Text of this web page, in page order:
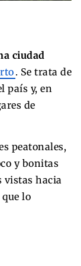
ciudad
. Se trata de
país y, en
de
peatonales,
y bonitas
vistas hacia
lo